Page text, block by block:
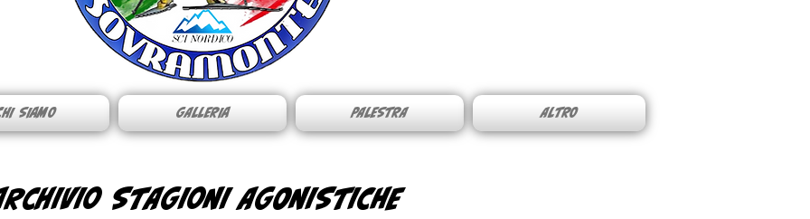
SIAMO GALLERIA PALESTRA ALTRO
STAGIONI AGONISTICHE